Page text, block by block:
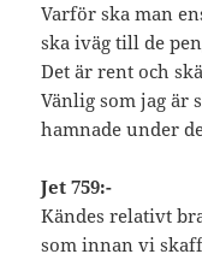
Varför ska man
ska iväg till de
Det är rent och
Vänlig som jag är
hamnade under
Jet 759:-
Kändes relativt
som innan vi